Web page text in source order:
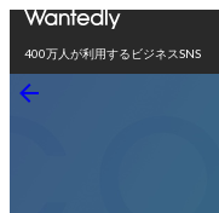
400万人が利用するビジネスSNS